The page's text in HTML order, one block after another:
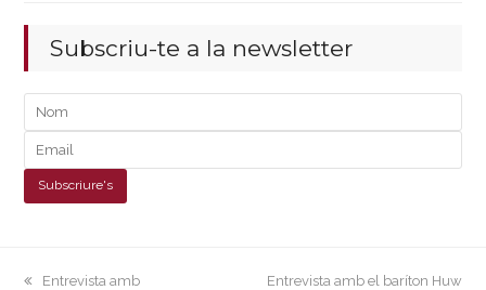
Subscriu-te a la newsletter
previous
Entrevista amb
next
Entrevista amb el baríton Huw